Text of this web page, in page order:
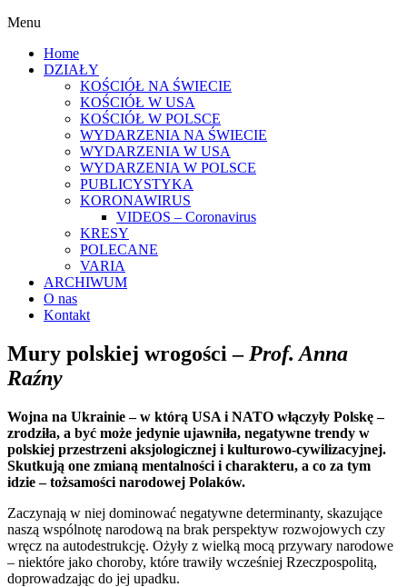
Menu
Home
DZIAŁY
KOŚCIÓŁ NA ŚWIECIE
KOŚCIÓŁ W USA
KOŚCIÓŁ W POLSCE
WYDARZENIA NA ŚWIECIE
WYDARZENIA W USA
WYDARZENIA W POLSCE
PUBLICYSTYKA
KORONAWIRUS
VIDEOS – Coronavirus
KRESY
POLECANE
VARIA
ARCHIWUM
O nas
Kontakt
Mury polskiej wrogości – Prof. Anna
Raźny
Wojna na Ukrainie – w którą USA i NATO włączyły Polskę –
zrodziła, a być może jedynie ujawniła, negatywne trendy w
polskiej przestrzeni aksjologicznej i kulturowo-cywilizacyjnej.
Skutkują one zmianą mentalności i charakteru, a co za tym
idzie – tożsamości narodowej Polaków.
Zaczynają w niej dominować negatywne determinanty, skazujące
naszą wspólnotę narodową na brak perspektyw rozwojowych czy
wręcz na autodestrukcję. Ożyły z wielką mocą przywary narodowe
– niektóre jako choroby, które trawiły wcześniej Rzeczpospolitą,
doprowadzając do jej upadku.